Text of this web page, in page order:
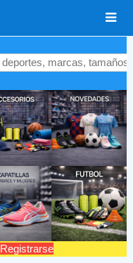
Registrarse